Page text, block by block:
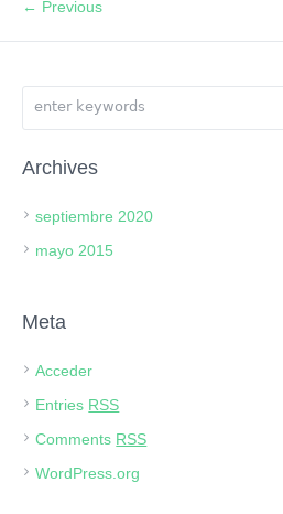
← Previous
Archives
septiembre 2020
mayo 2015
Meta
Acceder
Entries RSS
Comments RSS
WordPress.org